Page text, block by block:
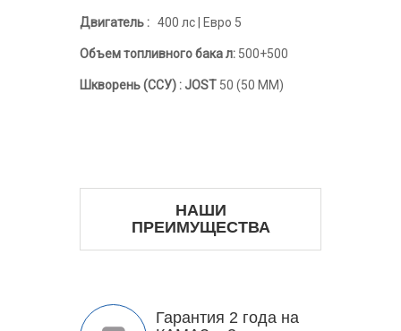
Двигатель : 400 лс | Евро 5
Объем топливного бака л: 500+500
Шкворень (ССУ) : JOST 50 (50 MM)
НАШИ
ПРЕИМУЩЕСТВА
Гарантия 2 года на